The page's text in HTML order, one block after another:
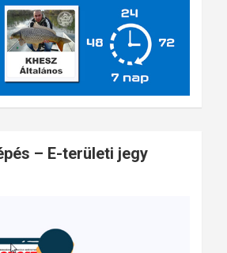
– E-területi jegy